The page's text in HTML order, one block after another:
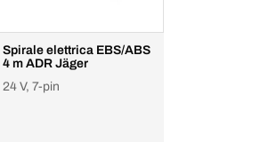
Spirale elettrica EBS/ABS
4 m ADR Jäger
24 V, 7-pin